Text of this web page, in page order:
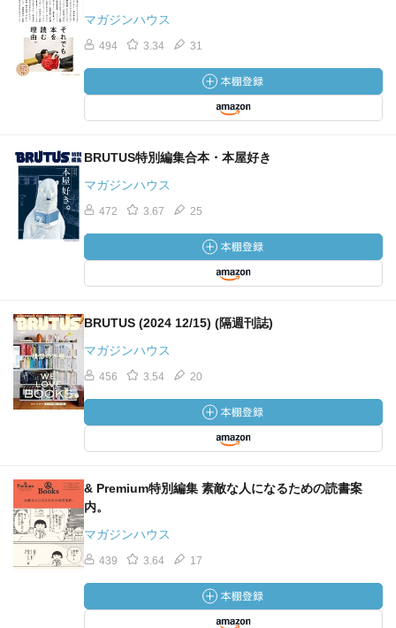
マガジンハウス
494 3.34 31
BRUTUS特別編集合本・本屋好き
マガジンハウス
472 3.67 25
BRUTUS (2024 12/15) (隔週刊誌)
マガジンハウス
456 3.54 20
& Premium特別編集 素敵な人になるための読書案
内。
マガジンハウス
439 3.64 17